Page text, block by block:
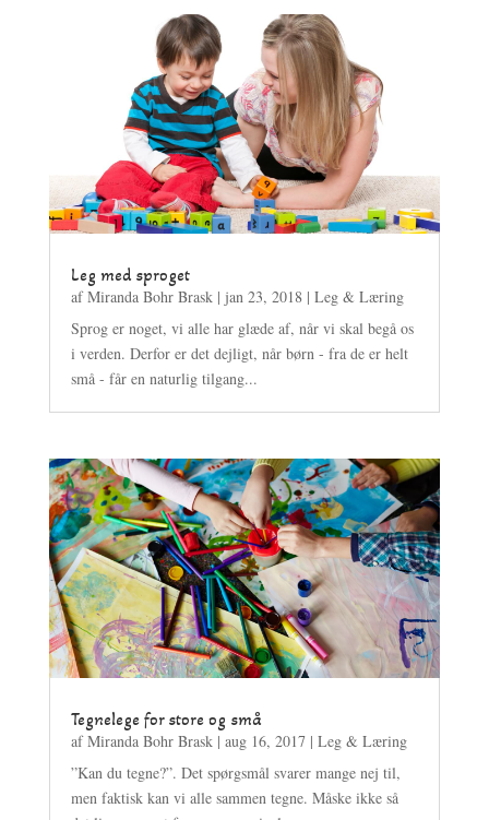
Leg med sproget
afMiranda Bohr Brask| jan 23, 2018| Leg & Læring
Sprog er noget, vi alle har glæde af, når vi skal begå os
i verden. Derfor er det dejligt, når børn - fra de er helt
små - får en naturlig tilgang...
Tegnelege for store og små
afMiranda Bohr Brask| aug 16, 2017| Leg & Læring
”Kan du tegne?”. Det spørgsmål svarer mange nej til,
men faktisk kan vi alle sammen tegne. Måske ikke så